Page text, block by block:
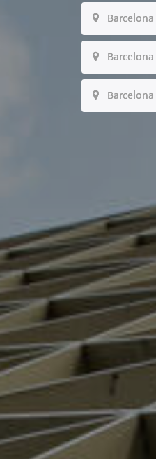
Barcelona
Barcelona
Barcelona